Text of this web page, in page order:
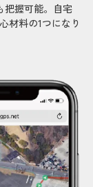
把握可能。自宅
材料の1つになり